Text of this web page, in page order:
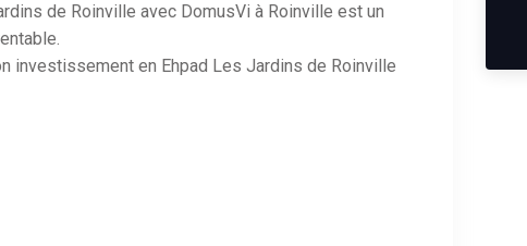
de Roinville avec DomusVi à Roinville est un
investissement en Ehpad Les Jardins de Roinville